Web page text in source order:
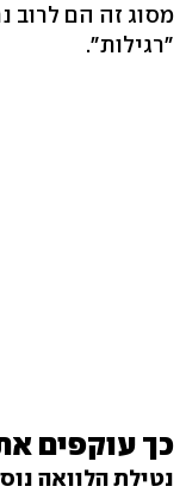
מסוג זה הם לרוב
"רגילות".
כך עוקפים
נטילת הלוואה